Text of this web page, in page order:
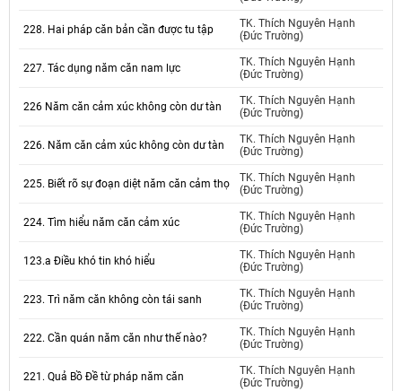
228. Hai pháp căn bản cần được tu tập
TK. Thích Nguyên Hạnh
(Đức Trường)
227. Tác dụng năm căn nam lực
TK. Thích Nguyên Hạnh
(Đức Trường)
226 Năm căn cảm xúc không còn dư tàn
TK. Thích Nguyên Hạnh
(Đức Trường)
226. Năm căn cảm xúc không còn dư tàn
TK. Thích Nguyên Hạnh
(Đức Trường)
225. Biết rõ sự đoạn diệt năm căn cảm thọ
TK. Thích Nguyên Hạnh
(Đức Trường)
224. Tìm hiểu năm căn cảm xúc
TK. Thích Nguyên Hạnh
(Đức Trường)
123.a Điều khó tin khó hiểu
TK. Thích Nguyên Hạnh
(Đức Trường)
223. Trì năm căn không còn tái sanh
TK. Thích Nguyên Hạnh
(Đức Trường)
222. Cần quán năm căn như thế nào?
TK. Thích Nguyên Hạnh
(Đức Trường)
221. Quả Bồ Đề từ pháp năm căn
TK. Thích Nguyên Hạnh
(Đức Trường)